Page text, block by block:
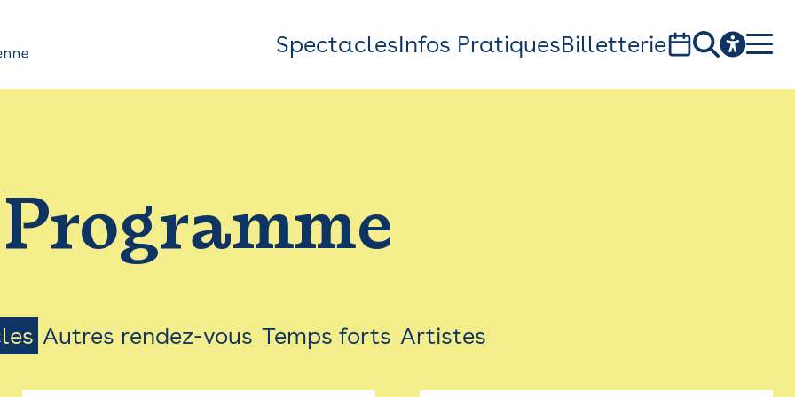
Top
Bar
Menu
SpectaclesInfos PratiquesBilletterie
1, av. du Chateau d'eau - 31300 Toulouse
Programme
Autres rendez-vous Temps forts Artistes